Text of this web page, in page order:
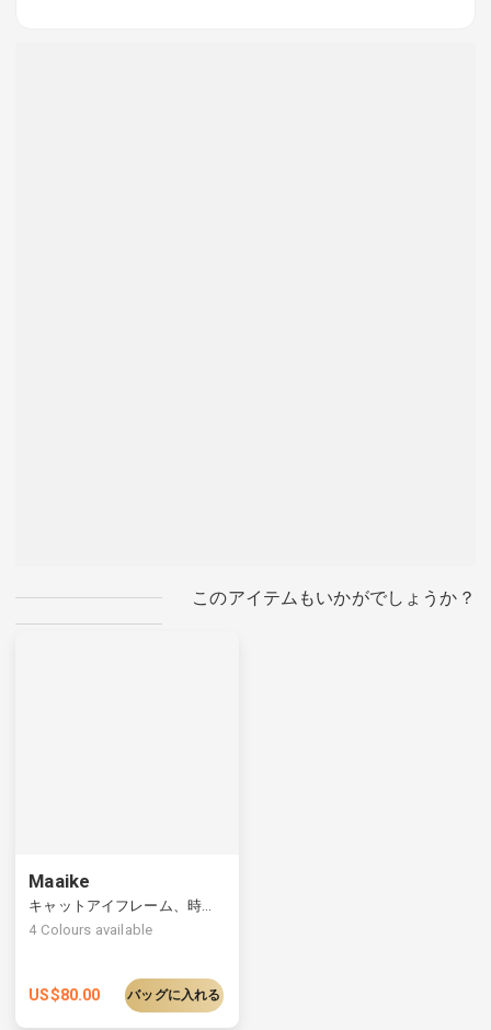
このアイテムもいかがでしょうか？
Maaike
キャットアイフレーム、時代を超えた魅力とモダンなエッジを融合
4 Colours available
US$80.00 バッグに入れる